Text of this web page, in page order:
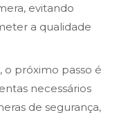
evitando
a qualidade
o próximo passo é
necessários
de segurança,